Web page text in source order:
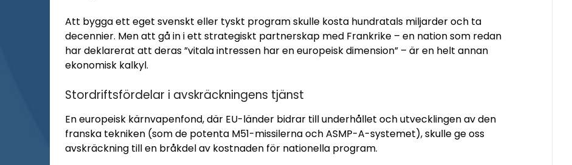
Att bygga ett eget svenskt eller tyskt program skulle kosta hundratals miljarder och ta
decennier. Men att gå in i ett strategiskt partnerskap med Frankrike – en nation som redan
har deklarerat att deras ”vitala intressen har en europeisk dimension” – är en helt annan
ekonomisk kalkyl.
Stordriftsfördelar i avskräckningens tjänst
En europeisk kärnvapenfond, där EU-länder bidrar till underhållet och utvecklingen av den
franska tekniken (som de potenta M51-missilerna och ASMP-A-systemet), skulle ge oss
avskräckning till en bråkdel av kostnaden för nationella program.